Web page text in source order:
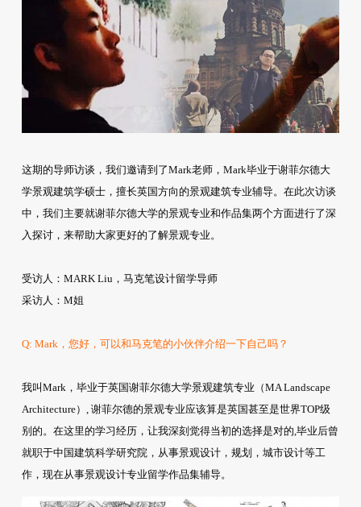
这期的导师访谈，我们邀请到了Mark老师，Mark毕业于谢菲尔德大
学景观建筑学硕士，擅长英国方向的景观建筑专业辅导。在此次访谈
中，我们主要就谢菲尔德大学的景观专业和作品集两个方面进行了深
入探讨，来帮助大家更好的了解景观专业。
受访人：MARK Liu，马克笔设计留学导师
采访人：M姐
Q: Mark，您好，可以和马克笔的小伙伴介绍一下自己吗？
我叫Mark，毕业于英国谢菲尔德大学景观建筑专业（MA Landscape
Architecture）, 谢菲尔德的景观专业应该算是英国甚至是世界TOP级
别的。在这里的学习经历，让我深刻觉得当初的选择是对的,毕业后曾
就职于中国建筑科学研究院，从事景观设计，规划，城市设计等工
作，现在从事景观设计专业留学作品集辅导。